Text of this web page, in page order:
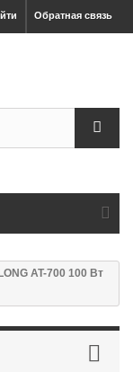
Обратная связь
AT-700 100 Вт